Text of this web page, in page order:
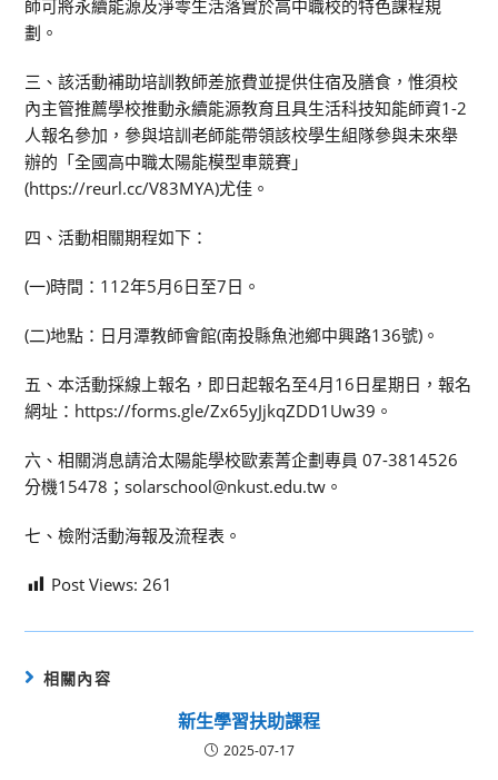
師可將永續能源及淨零生活落實於高中職校的特色課程規
劃。
三、該活動補助培訓教師差旅費並提供住宿及膳食，惟須校
內主管推薦學校推動永續能源教育且具生活科技知能師資1-2
人報名參加，參與培訓老師能帶領該校學生組隊參與未來舉
辦的「全國高中職太陽能模型車競賽」
(https://reurl.cc/V83MYA)尤佳。
四、活動相關期程如下：
(一)時間：112年5月6日至7日。
(二)地點：日月潭教師會館(南投縣魚池鄉中興路136號)。
五、本活動採線上報名，即日起報名至4月16日星期日，報名
網址：https://forms.gle/Zx65yJjkqZDD1Uw39。
六、相關消息請洽太陽能學校歐素菁企劃專員 07-3814526
分機15478；solarschool@nkust.edu.tw。
七、檢附活動海報及流程表。
Post Views: 261
相關內容
新生學習扶助課程
2025-07-17